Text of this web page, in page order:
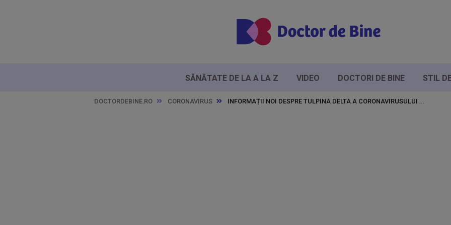
SĂNĂTATE DE LA A LA Z VIDEO DOCTORI DE BINE STIL
DOCTORDEBINE.RO CORONAVIRUS INFORMAȚII NOI DESPRE TULPINA DELTA A CORONAVIRUSULUI